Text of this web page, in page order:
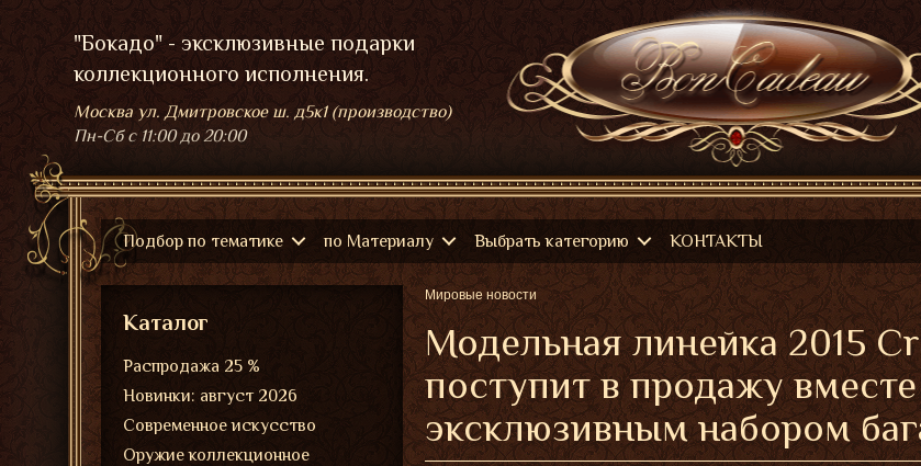
"Бокадо" - эксклюзивные подарки
коллекционного исполнения.
Москва ул. Дмитровское ш. д5к1 (производство)
Пн-Сбс 11:00 до 20:00
Подбор по тематике по Материалу Выбрать категорию КОНТАКТЫ
Мировые новости
Модельная линейка 2015
поступит в продажу
эксклюзивным набором
Каталог
Распродажа 25 %
Новинки: август 2026
Современное искусство
Оружие коллекционное